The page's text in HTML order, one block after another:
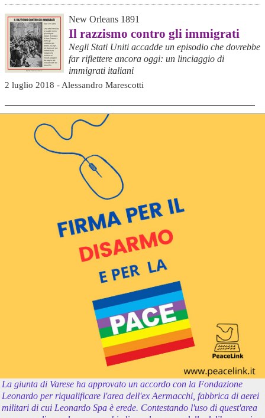
New Orleans 1891
Il razzismo contro gli immigrati
Negli Stati Uniti accadde un episodio che dovrebbe
far riflettere ancora oggi: un linciaggio di
immigrati italiani
2 luglio 2018 - Alessandro Marescotti
La giunta di Varese ha approvato un accordo con la Fondazione
Leonardo per riqualificare l'area dell'ex Aermacchi, fabbrica di aerei
militari di cui Leonardo Spa è erede. Contestando l'uso di quest'area